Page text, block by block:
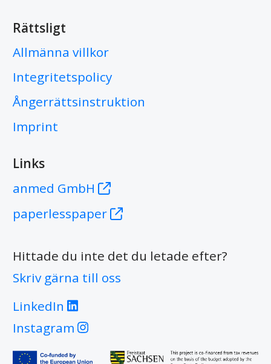
Rättsligt
Allmänna villkor
Integritetspolicy
Ångerrättsinstruktion
Imprint
Links
anmed GmbH
paperlesspaper
Hittade du inte det du letade efter?
Skriv gärna till oss
LinkedIn
Instagram